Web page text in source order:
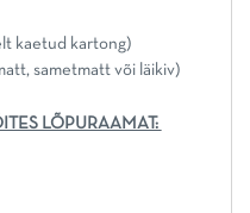
kaetud kartong)
sametmatt või läikiv)
LÕPURAAMAT: